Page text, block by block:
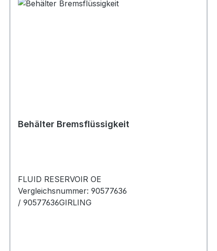
Behälter Bremsflüssigkeit
FLUID RESERVOIR OE
Vergleichsnummer: 90577636
/ 90577636GIRLING